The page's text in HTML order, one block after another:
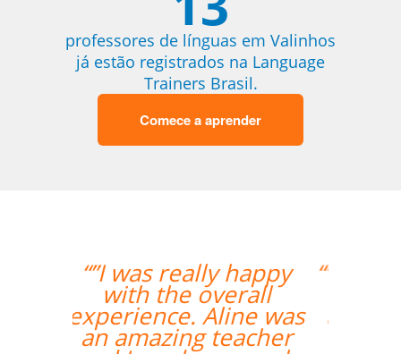
professores de línguas em Valinhos
já estão registrados na Language
Trainers Brasil.
Comece a aprender
“”O fato do Gustavo ser
um falante nativo
ajudou nas correções
das pronúncias.””